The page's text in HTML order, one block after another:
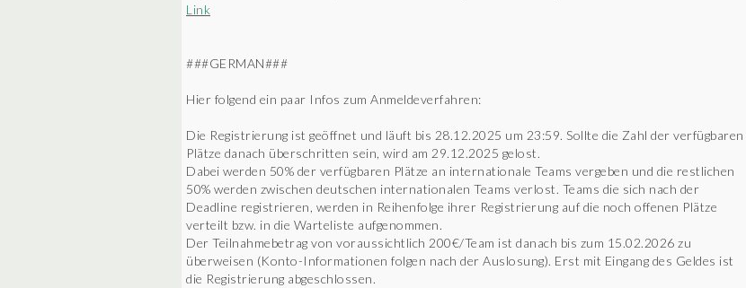
Link
###GERMAN###
Hier folgend ein paar Infos zum Anmeldeverfahren:
Die Registrierung ist geöffnet und läuft bis 28.12.2025 um 23:59. Sollte die Zahl der verfügbaren
Plätze danach überschritten sein, wird am 29.12.2025 gelost.
Dabei werden 50% der verfügbaren Plätze an internationale Teams vergeben und die restlichen
50% werden zwischen deutschen internationalen Teams verlost. Teams die sich nach der
Deadline registrieren, werden in Reihenfolge ihrer Registrierung auf die noch offenen Plätze
verteilt bzw. in die Warteliste aufgenommen.
Der Teilnahmebetrag von voraussichtlich 200€/Team ist danach bis zum 15.02.2026 zu
überweisen (Konto-Informationen folgen nach der Auslosung). Erst mit Eingang des Geldes ist
die Registrierung abgeschlossen.